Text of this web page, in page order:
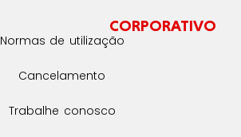
CORPORATIVO
Normas de utilização
Cancelamento
Trabalhe conosco